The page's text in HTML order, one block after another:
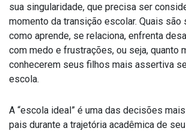
sua singularidade, que precisa ser
momento da transição escolar. Quais
como aprende, se relaciona, enfrenta
com medo e frustrações, ou seja, quanto
conhecerem seus filhos mais assertiva
escola.
A “escola ideal” é uma das decisões
pais durante a trajetória acadêmica de